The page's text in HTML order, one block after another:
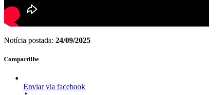
Notícia postada: 24/09/2025
Compartilhe
Enviar via facebook